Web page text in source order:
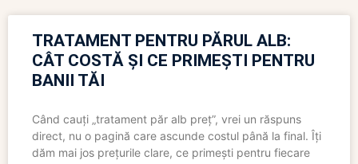
TRATAMENT PENTRU PĂRUL ALB:
CÂT COSTĂ ȘI CE PRIMEȘTI PENTRU
BANII TĂI
Când cauți „tratament păr alb preț”, vrei un răspuns
direct, nu o pagină care ascunde costul până la final. Îți
dăm mai jos prețurile clare, ce primești pentru fiecare